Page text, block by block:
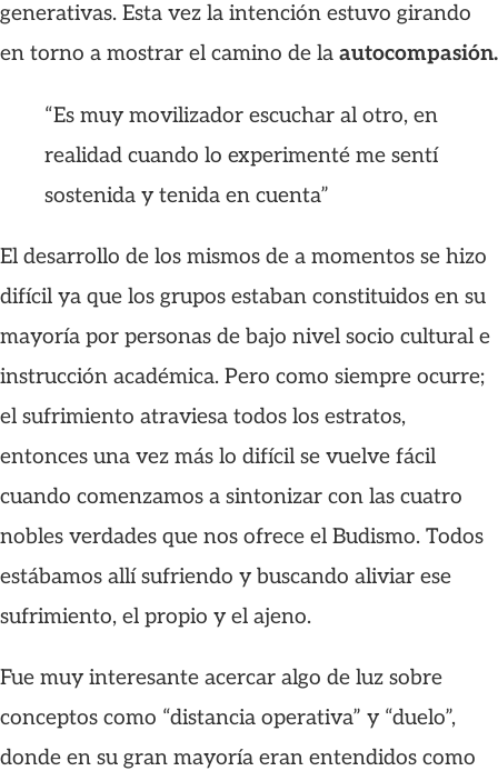
generativas. Esta vez la intención estuvo girando
en torno a mostrar el camino de la autocompasión.
“Es muy movilizador escuchar al otro, en
realidad cuando lo experimenté me sentí
sostenida y tenida en cuenta”
El desarrollo de los mismos de a momentos se hizo
difícil ya que los grupos estaban constituidos en su
mayoría por personas de bajo nivel socio cultural e
instrucción académica. Pero como siempre ocurre;
el sufrimiento atraviesa todos los estratos,
entonces una vez más lo difícil se vuelve fácil
cuando comenzamos a sintonizar con las cuatro
nobles verdades que nos ofrece el Budismo. Todos
estábamos allí sufriendo y buscando aliviar ese
sufrimiento, el propio y el ajeno.
Fue muy interesante acercar algo de luz sobre
conceptos como “distancia operativa” y “duelo”,
donde en su gran mayoría eran entendidos como